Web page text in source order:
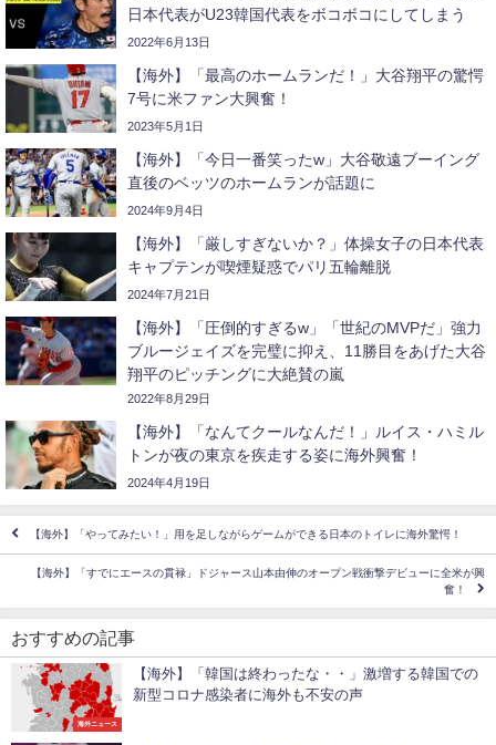
日本代表がU23韓国代表をボコボコにしてしまう
2022年6月13日
【海外】「最高のホームランだ！」大谷翔平の驚愕
7号に米ファン大興奮！
2023年5月1日
【海外】「今日一番笑ったw」大谷敬遠ブーイング
直後のベッツのホームランが話題に
2024年9月4日
【海外】「厳しすぎないか？」体操女子の日本代表
キャプテンが喫煙疑惑でパリ五輪離脱
2024年7月21日
【海外】「圧倒的すぎるw」「世紀のMVPだ」強力
ブルージェイズを完璧に抑え、11勝目をあげた大谷
翔平のピッチングに大絶賛の嵐
2022年8月29日
【海外】「なんてクールなんだ！」ルイス・ハミル
トンが夜の東京を疾走する姿に海外興奮！
2024年4月19日
【海外】「やってみたい！」用を足しながらゲームができる日本のトイレに海外驚愕！
【海外】「すでにエースの貫禄」ドジャース山本由伸のオープン戦衝撃デビューに全米が興
奮！
おすすめの記事
海外ニュース
【海外】「韓国は終わったな・・」激増する韓国での
新型コロナ感染者に海外も不安の声